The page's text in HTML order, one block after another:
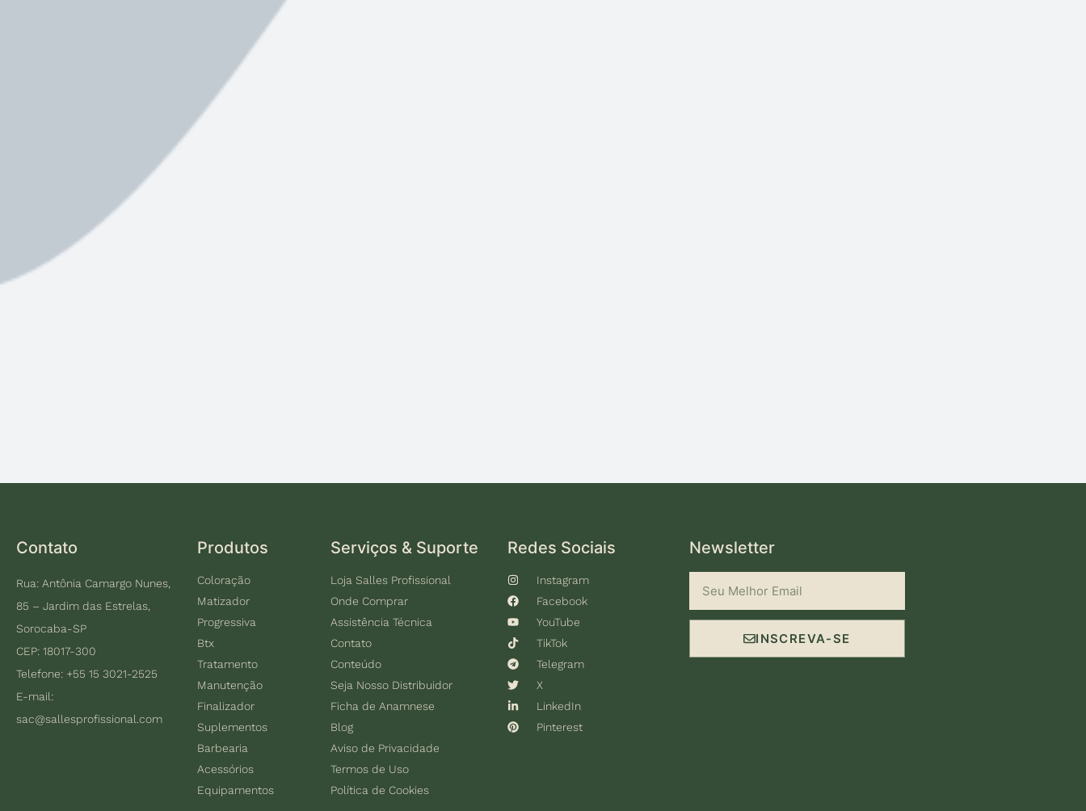
Contato
Rua: Antônia Camargo Nunes,
85 – Jardim das Estrelas,
Sorocaba-SP
CEP: 18017-300
Telefone: +55 15 3021-2525
E-mail:
sac@sallesprofissional.com
Produtos
Coloração
Matizador
Progressiva
Btx
Tratamento
Manutenção
Finalizador
Suplementos
Barbearia
Acessórios
Equipamentos
Serviços & Suporte
Loja Salles Profissional
Onde Comprar
Assistência Técnica
Contato
Conteúdo
Seja Nosso Distribuidor
Ficha de Anamnese
Blog
Aviso de Privacidade
Termos de Uso
Política de Cookies
Redes Sociais
Instagram
Facebook
YouTube
TikTok
Telegram
X
LinkedIn
Pinterest
Newsletter
INSCREVA-SE